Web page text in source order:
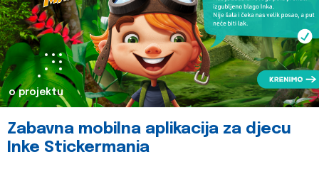
o projektu
Zabavna mobilna aplikacija za djecu
Inke Stickermania